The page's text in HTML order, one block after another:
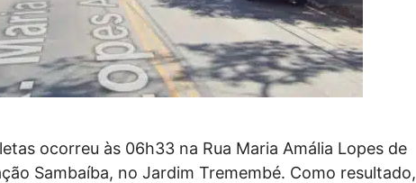
ocorreu às 06h33 na Rua Maria Amália Lopes de
Sambaíba, no Jardim Tremembé. Como resultado,